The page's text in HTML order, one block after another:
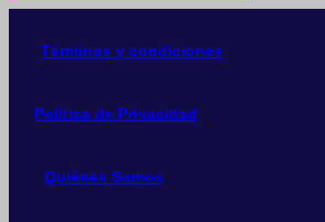
Términos y condiciones
Política de Privacidad
Quiénes Somos